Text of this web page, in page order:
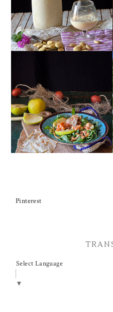
INSALATA DI SALMONE
AFFUMICATO, MELE,
NOCI, RUCOLA
Pinterest
Select Language
▼